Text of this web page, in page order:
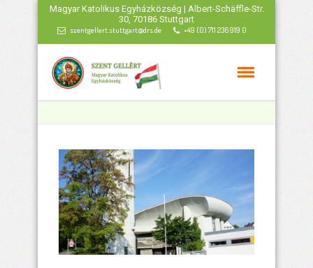
Magyar Katolikus Egyházközség | Albert-Schäffle-Str.
30, 70186 Stuttgart
szentgellert.stuttgart@drs.de +49 (0) 711 236 919 0